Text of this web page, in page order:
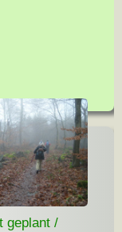
geplant /